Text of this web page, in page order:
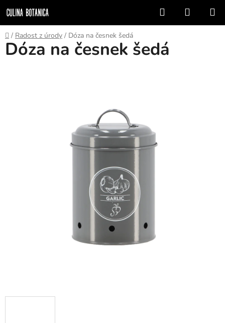
na
obsah
Hledat
KOŠÍK
Domů
/ Radost z úrody / Dóza na česnek šedá
Dóza na česnek šedá